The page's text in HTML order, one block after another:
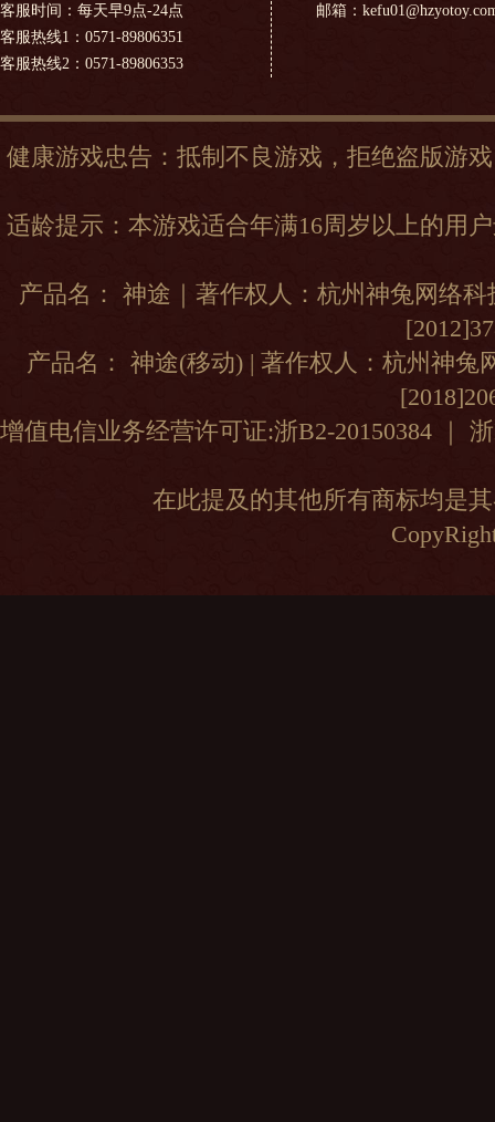
客服时间：每天早9点-24点
客服热线1：0571-89806351
客服热线2：0571-89806353
邮箱：
健康游戏忠告：抵制不良游戏，拒绝盗版游
适龄提示：本游戏适合年满16周岁以上的用
产品名： 神途｜著作权人：杭州神兔网络
产品名： 神途(移动) | 著作权人：杭州神
增值电信业务经营许可证:浙B2-20150384 ｜
在此提及的其他所有商标均是